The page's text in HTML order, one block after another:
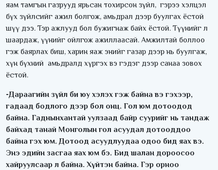
яам тамгын газрууд ярьсан тохирсон зүйл, гэрээ хэлцэл
бүх зүйлсийг ажил болгож, амьдрал дээр буулгах ёстой
шүү дээ. Тэр ажлууд бол бужигнаж байх ёстой. Түүнийг л
шаардаж, үүнийг ойлгож ажиллаасай. Амжилтай боллоо
гэж баярлах биш, харин яаж энийг газар дээр нь буулгаж,
хүн бүхний амьдралд хүргэх вэ гэдэг дээр санаа зовох
ёстой.
-Дараагийн зүйл би юу хэлэх гэж байна вэ гэхээр,
гадаад бодлого дээр бол онц. Гол юм дотоодод
байна. Гаднынхантай уулзаад байр суурийг нь тандаж
байхад танай Монголын гол асуудал дотооддоо
байна гэх юм. Дотоод асуудлуудаа одоо бид яах вэ.
Энэ эдийн засгаа яах юм бэ. Бид шалан дороосоо
хайруулсаар л байна. Хүйтэн байна. Гэр орноо